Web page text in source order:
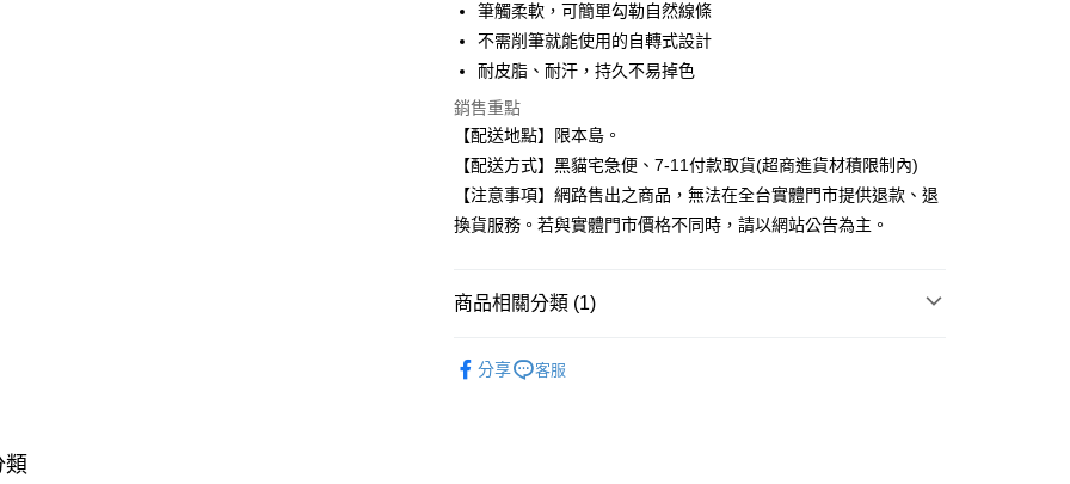
Apple Pay
街口支付
悠遊付
全盈+PAY
大哥付你分期
【大哥付你分期使用說明】
1.本服務由台灣大哥大提供，台灣大哥大用戶可立即使用無須另外申請。
完成交易。
ATM付款
運送方式
筆觸柔軟，可簡單勾勒自然線條
不需削筆就能使用的自轉式設計
耐皮脂、耐汗，持久不易掉色
銷售重點
【配送地點】限本島。
【配送方式】黑貓宅急便、7-11付款取貨(超商進貨材積限制內)
【注意事項】網路售出之商品，無法在全台實體門市提供退款、退
換貨服務。若與實體門市價格不同時，請以網站公告為主。
商品相關分類 (1)
分享
客服
類